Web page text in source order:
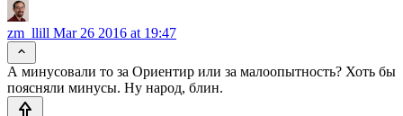
zm_llill Mar 26 2016 at 19:47
А минусовали то за Ориентир или за малоопытность? Хоть бы
поясняли минусы. Ну народ, блин.